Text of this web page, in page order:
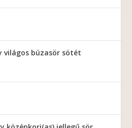
világos búzasör sötét